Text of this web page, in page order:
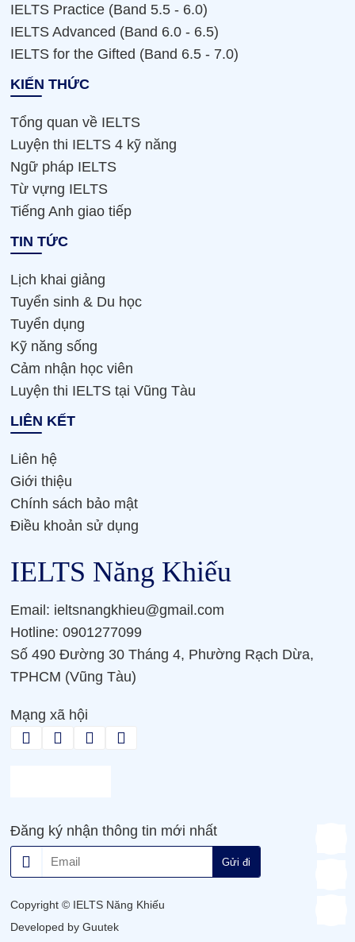
IELTS Practice (Band 5.5 - 6.0)
IELTS Advanced (Band 6.0 - 6.5)
IELTS for the Gifted (Band 6.5 - 7.0)
KIẾN THỨC
Tổng quan về IELTS
Luyện thi IELTS 4 kỹ năng
Ngữ pháp IELTS
Từ vựng IELTS
Tiếng Anh giao tiếp
TIN TỨC
Lịch khai giảng
Tuyển sinh & Du học
Tuyển dụng
Kỹ năng sống
Cảm nhận học viên
Luyện thi IELTS tại Vũng Tàu
LIÊN KẾT
Liên hệ
Giới thiệu
Chính sách bảo mật
Điều khoản sử dụng
IELTS Năng Khiếu
Email: ieltsnangkhieu@gmail.com
Hotline: 0901277099
Số 490 Đường 30 Tháng 4, Phường Rạch Dừa,
TPHCM (Vũng Tàu)
Mạng xã hội
Đăng ký nhận thông tin mới nhất
Gửi đi
Copyright © IELTS Năng Khiếu
Developed by Guutek